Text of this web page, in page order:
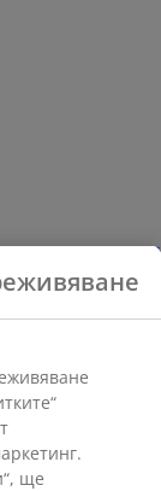
ще